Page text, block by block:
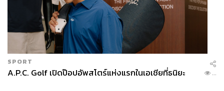
SPORT
A.P.C. Golf เปิดป๊อปอัพสโตร์แห่งแรกในเอเชียที่ธนิยะ ...